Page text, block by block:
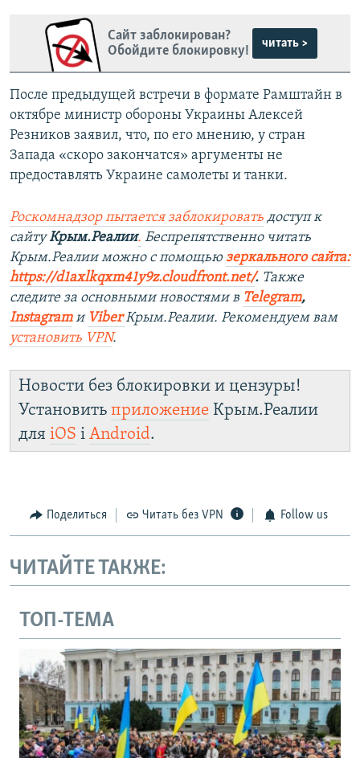
Сайт заблокирован?
Обойдите блокировку!
читать >
После предыдущей встречи в формате Рамштайн в
октябре министр обороны Украины Алексей
Резников заявил, что, по его мнению, у стран
Запада «скоро закончатся» аргументы не
предоставлять Украине самолеты и танки.
Роскомнадзор пытается заблокировать доступ к
сайтуКрым.Реалии. Беспрепятственно читать
Крым.Реалии можно с помощью зеркального сайта:
https://d1axlkqxm41y9z.cloudfront.net/. ​ Также
следите за основными новостями в Telegram,
Instagram и ViberКрым.Реалии. Рекомендуем вам
установить VPN.
Новости без блокировки и цензуры!
Установить приложение Крым.Реалии
для iOS і Android.
Поделиться Читать без VPN Follow us
ЧИТАЙТЕ ТАКЖЕ:
ТОП-ТЕМА